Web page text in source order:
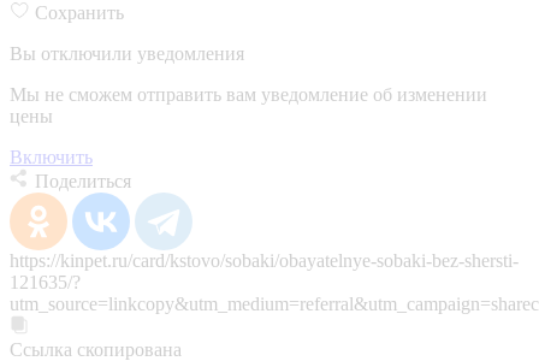
Сохранить
Вы отключили уведомления
Мы не сможем отправить вам уведомление об изменении
цены
Включить
Поделиться
https://kinpet.ru/card/kstovo/sobaki/obayatelnye-sobaki-bez-shersti-
121635/?
Ссылка скопирована